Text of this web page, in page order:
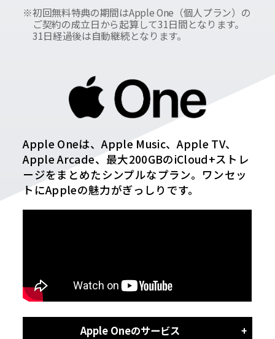
※初回無料特典の期間はApple One（個人プラン）の
ご契約の成立日から起算して31日間となります。
31日経過後は自動継続となります。
Apple Oneは、Apple Music、Apple TV、
Apple Arcade、最大200GBのiCloud+ストレ
ージをまとめたシンプルなプラン。ワンセッ
トにAppleの魅力がぎっしりです。
Apple Oneのサービス